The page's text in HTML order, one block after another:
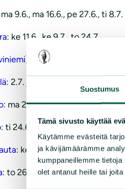
Suostumus
Tämä sivusto käyttää
Käytämme evästeitä
ja kävijämäärämme
kumppaneillemme
olet antanut heille tai
9.6., ma 16.6., pe 27.6., ti 8.7.
: ke 11.6., ke 9.7., to 24.7
: 18.6. ja 16.7.
: 2.7. ja 30.7.
: ma 23.6., ma 14.7., ma 4.8.
: ti 24.6., ti 22.7.
: ke 25.6., ke 23.7.
: to 26.6., to 17.7., to 31.7.